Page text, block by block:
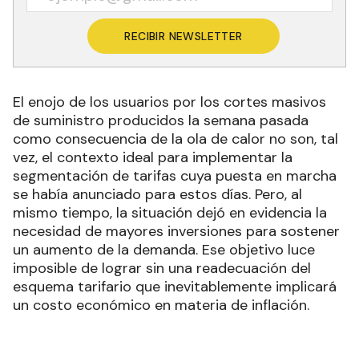
RECIBIR NEWSLETTER
El enojo de los usuarios por los cortes masivos
de suministro producidos la semana pasada
como consecuencia de la ola de calor no son, tal
vez, el contexto ideal para implementar la
segmentación de tarifas cuya puesta en marcha
se había anunciado para estos días. Pero, al
mismo tiempo, la situación dejó en evidencia la
necesidad de mayores inversiones para sostener
un aumento de la demanda. Ese objetivo luce
imposible de lograr sin una readecuación del
esquema tarifario que inevitablemente implicará
un costo económico en materia de inflación.